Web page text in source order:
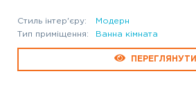
Стиль інтер'єру:
Модерн
Тип приміщення:
Ванна кімната
ПЕРЕГЛЯНУТИ